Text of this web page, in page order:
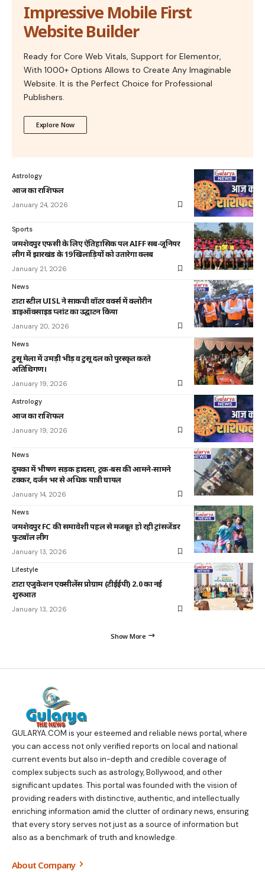
Impressive Mobile First
Website Builder
Ready for Core Web Vitals, Support for Elementor,
With 1000+ Options Allows to Create Any Imaginable
Website. It is the Perfect Choice for Professional
Publishers.
Explore Now
Astrology
आज का राशिफल
January 24, 2026
Sports
जमशेदपुर एफसी के लिए ऐतिहासिक पल AIFF सब-जूनियर
लीग में झारखंड के 19 खिलाड़ियों को उतारेगा क्लब
January 21, 2026
News
टाटा स्टील UISL ने साकची वॉटर वर्क्स में क्लोरीन
डाइऑक्साइड प्लांट का उद्घाटन किया
January 20, 2026
News
टुसू मेला में उमड़ी भीड़ व टुसू दल को पुरस्कृत करते
अतिथिगण।
January 19, 2026
Astrology
आज का राशिफल
January 19, 2026
News
दुमका में भीषण सड़क हादसा, ट्रक-बस की आमने-सामने
टक्कर, दर्जन भर से अधिक यात्री घायल
January 14, 2026
News
जमशेदपुर FC की समावेशी पहल से मजबूत हो रही ट्रांसजेंडर
फुटबॉल लीग
January 13, 2026
Lifestyle
टाटा एजुकेशन एक्सीलेंस प्रोग्राम (टीईईपी) 2.0 का नई
शुरुआत
January 13, 2026
Show More
GULARYA.COM is your esteemed and reliable news portal, where
you can access not only verified reports on local and national
current events but also in-depth and credible coverage of
complex subjects such as astrology, Bollywood, and other
significant updates. This portal was founded with the vision of
providing readers with distinctive, authentic, and intellectually
enriching information amid the clutter of ordinary news, ensuring
that every story serves not just as a source of information but
also as a benchmark of truth and knowledge.
About Company